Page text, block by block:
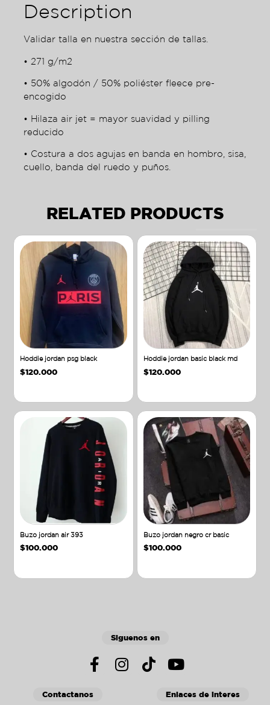
Description
Validar talla en nuestra sección de tallas.
• 271 g/m2
• 50% algodón / 50% poliéster fleece pre-
encogido
• Hilaza air jet = mayor suavidad y pilling
reducido
• Costura a dos agujas en banda en hombro, sisa,
cuello, banda del ruedo y puños.
RELATED PRODUCTS
Hoddie jordan psg black
$120.000
Hoddie jordan basic black md
$120.000
Buzo jordan air 393
$100.000
Buzo jordan negro cr basic
$100.000
Siguenos en
Contactanos Enlaces de interes